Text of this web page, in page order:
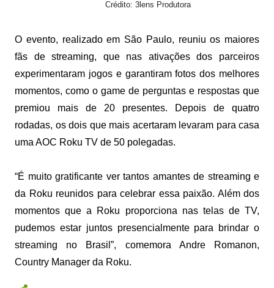
Crédito: 3lens Produtora
O evento, realizado em São Paulo, reuniu os maiores
fãs de streaming, que nas ativações dos parceiros
experimentaram jogos e garantiram fotos dos melhores
momentos, como o game de perguntas e respostas que
premiou mais de 20 presentes. Depois de quatro
rodadas, os dois que mais acertaram levaram para casa
uma AOC Roku TV de 50 polegadas.
“É muito gratificante ver tantos amantes de streaming e
da Roku reunidos para celebrar essa paixão. Além dos
momentos que a Roku proporciona nas telas de TV,
pudemos estar juntos presencialmente para brindar o
streaming no Brasil”, comemora Andre Romanon,
Country Manager da Roku.